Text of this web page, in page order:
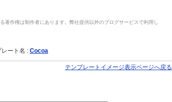
作権は制作者にあります。弊社提供以外のブログサービスで利用し
レート名 : Cocoa
テンプレートイメージ表示ページへ戻る